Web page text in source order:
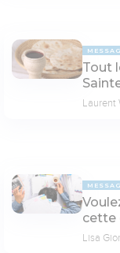
Tout
Laurent
cette
Lisa